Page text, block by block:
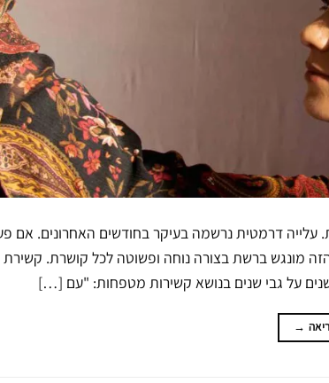
עלייה דרמטית נרשמה בעיקר בחודשים האחרונים. אם
מונגש ברשת בצורה נוחה ופשוטה לכל קושרת. קשירת
על גבי שנים בנושא קשירות מטפחות: "עם […]
→